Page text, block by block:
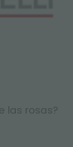
las rosas?